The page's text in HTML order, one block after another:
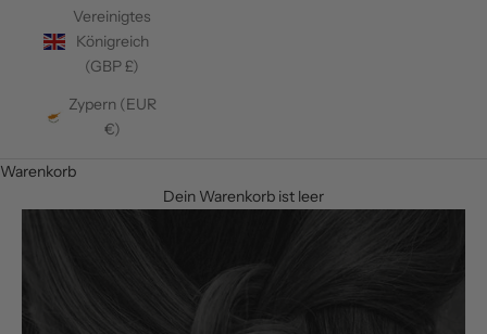
Vereinigtes
Königreich
(GBP £)
Zypern (EUR
€)
Warenkorb
Dein Warenkorb ist leer